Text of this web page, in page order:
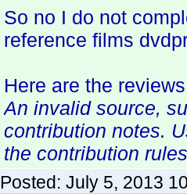
So no I do not
reference films
Here are the
An invalid source,
contribution notes.
the contribution
Posted: July 5, 2013